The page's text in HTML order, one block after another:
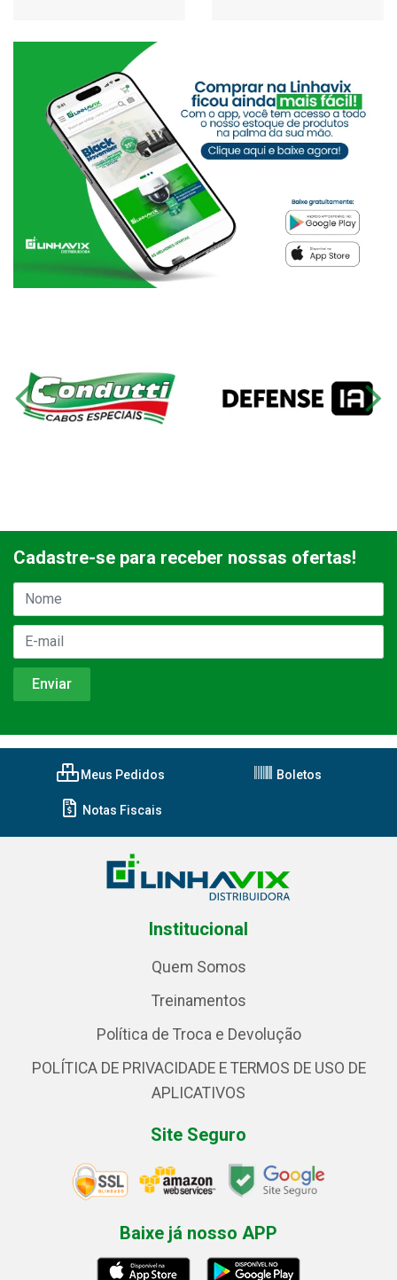
Cadastre-se para receber nossas ofertas!
Meus Pedidos Boletos
Notas Fiscais
Institucional
Quem Somos
Treinamentos
Política de Troca e Devolução
POLÍTICA DE PRIVACIDADE E TERMOS DE USO DE
APLICATIVOS
Site Seguro
Baixe já nosso APP